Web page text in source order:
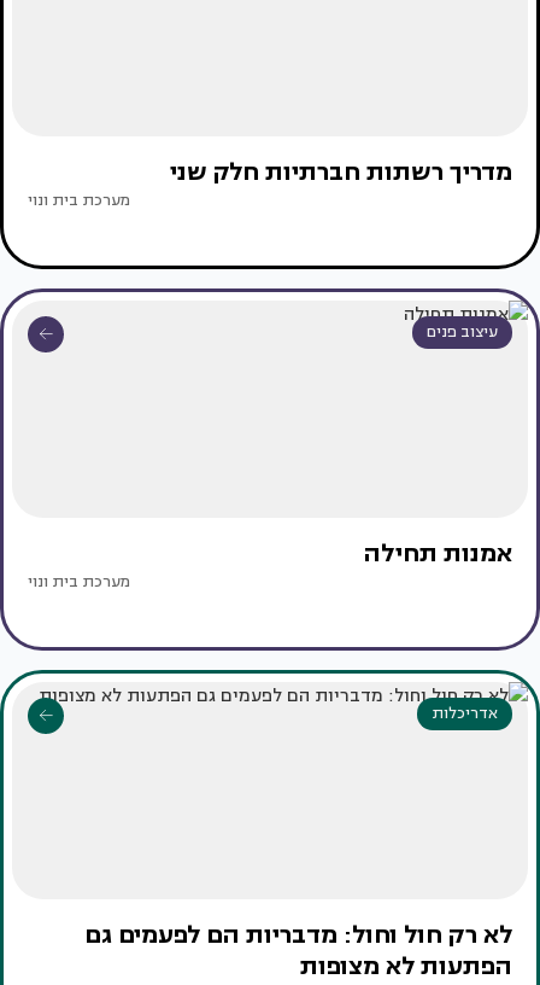
מדריך רשתות חברתיות חלק שני
מערכת בית ונוי
עיצוב פנים
אמנות תחילה
מערכת בית ונוי
אדריכלות
לא רק חול וחול: מדבריות הם לפעמים גם
הפתעות לא מצופות